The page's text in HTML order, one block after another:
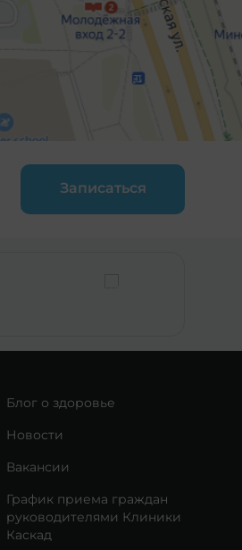
Записаться
Блог о здоровье
Новости
Вакансии
График приема граждан
руководителями Клиники
Каскад